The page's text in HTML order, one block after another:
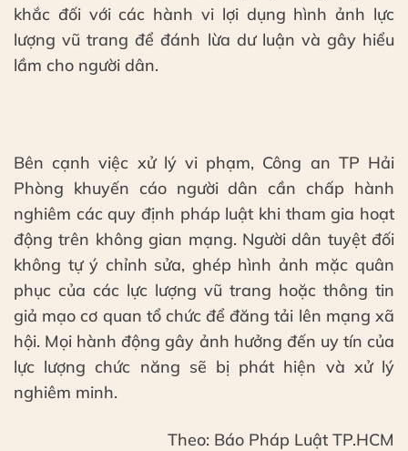
khắc đối với các hành vi lợi dụng hình ảnh lực
lượng vũ trang để đánh lừa dư luận và gây hiểu
lầm cho người dân.
Bên cạnh việc xử lý vi phạm, Công an TP Hải
Phòng khuyến cáo người dân cần chấp hành
nghiêm các quy định pháp luật khi tham gia hoạt
động trên không gian mạng. Người dân tuyệt đối
không tự ý chỉnh sửa, ghép hình ảnh mặc quân
phục của các lực lượng vũ trang hoặc thông tin
giả mạo cơ quan tổ chức để đăng tải lên mạng xã
hội. Mọi hành động gây ảnh hưởng đến uy tín của
lực lượng chức năng sẽ bị phát hiện và xử lý
nghiêm minh.
Theo: Báo Pháp Luật TP.HCM